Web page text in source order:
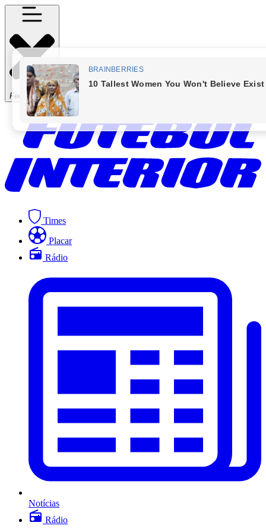
Fechar Menu
Times
Placar
Rádio
Notícias
Rádio